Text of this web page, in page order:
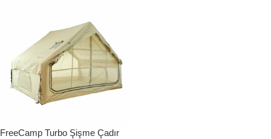
FreeCamp Turbo Şişme Çadır